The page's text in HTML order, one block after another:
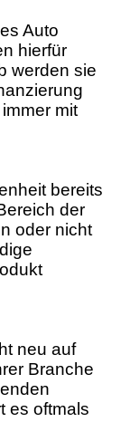
Auto
hierfür
werden sie
mit
bereits
der
oder nicht
neu auf
Branche
es oftmals